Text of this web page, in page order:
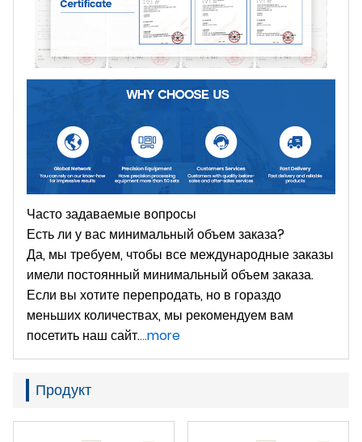
Часто задаваемые вопросы
Есть ли у вас минимальный объем заказа?
Да, мы требуем, чтобы все международные заказы
имели постоянный минимальный объем заказа.
Если вы хотите перепродать, но в гораздо
меньших количествах, мы рекомендуем вам
посетить наш сайт....more
Продукт